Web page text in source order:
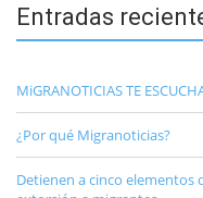
Entradas
MiGRANOTICIAS TE
¿Por qué Migranoticias?
Detienen a cinco elementos